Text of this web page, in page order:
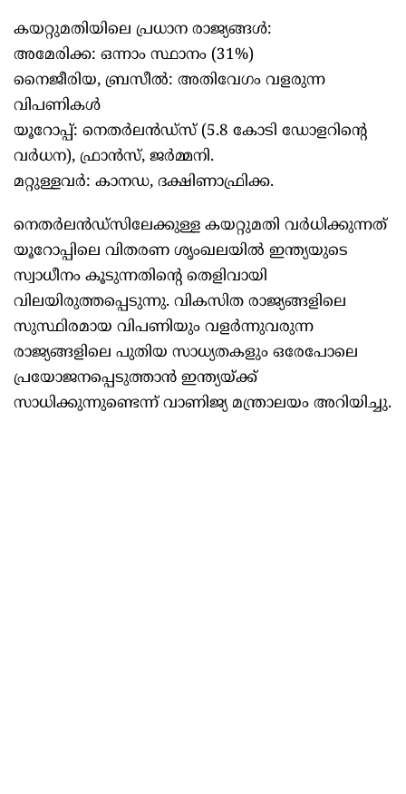
കയറ്റുമതിയിലെ പ്രധാന രാജ്യങ്ങള്‍:
അമേരിക്ക: ഒന്നാം സ്ഥാനം (31%)
നൈജീരിയ, ബ്രസീല്‍: അതിവേഗം വളരുന്ന
വിപണികള്‍
യൂറോപ്പ്: നെതര്‍ലന്‍ഡ്സ് (5.8 കോടി ഡോളറിന്റെ
വര്‍ധന), ഫ്രാന്‍സ്, ജര്‍മ്മനി.
മറ്റുള്ളവര്‍: കാനഡ, ദക്ഷിണാഫ്രിക്ക.
നെതര്‍ലന്‍ഡ്സിലേക്കുള്ള കയറ്റുമതി വര്‍ധിക്കുന്നത്
യൂറോപ്പിലെ വിതരണ ശൃംഖലയില്‍ ഇന്ത്യയുടെ
സ്വാധീനം കൂടുന്നതിന്റെ തെളിവായി
വിലയിരുത്തപ്പെടുന്നു. വികസിത രാജ്യങ്ങളിലെ
സുസ്ഥിരമായ വിപണിയും വളര്‍ന്നുവരുന്ന
രാജ്യങ്ങളിലെ പുതിയ സാധ്യതകളും ഒരേപോലെ
പ്രയോജനപ്പെടുത്താന്‍ ഇന്ത്യയ്ക്ക്
സാധിക്കുന്നുണ്ടെന്ന് വാണിജ്യ മന്ത്രാലയം അറിയിച്ചു.